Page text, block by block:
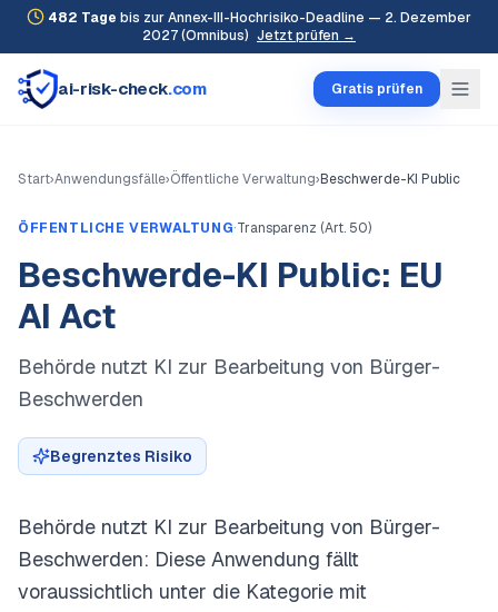
482 Tage bis zur Annex-III-Hochrisiko-Deadline — 2. Dezember
2027 (Omnibus) Jetzt prüfen →
ai-risk-check.com Gratis prüfen
Start›Anwendungsfälle›Öffentliche Verwaltung›Beschwerde-KI Public
ÖFFENTLICHE VERWALTUNG·Transparenz (Art. 50)
Beschwerde-KI Public: EU
AI Act
Behörde nutzt KI zur Bearbeitung von Bürger-
Beschwerden
Begrenztes Risiko
Behörde nutzt KI zur Bearbeitung von Bürger-
Beschwerden: Diese Anwendung fällt
voraussichtlich unter die Kategorie mit